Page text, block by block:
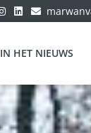
IN HET NIEUWS